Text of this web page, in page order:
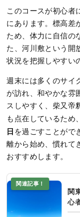
このコースが初心者
にあります。標高差
ため、体力に自信の
た、河川敷という開
状況を把握しやすい
週末には多くのサイ
が訪れ、和やかな雰
スしやすく、柴又帝
も点在しているため
日 を過ごすことがで
離から始め、慣れて
おすすめします。
関連記事！
関
心